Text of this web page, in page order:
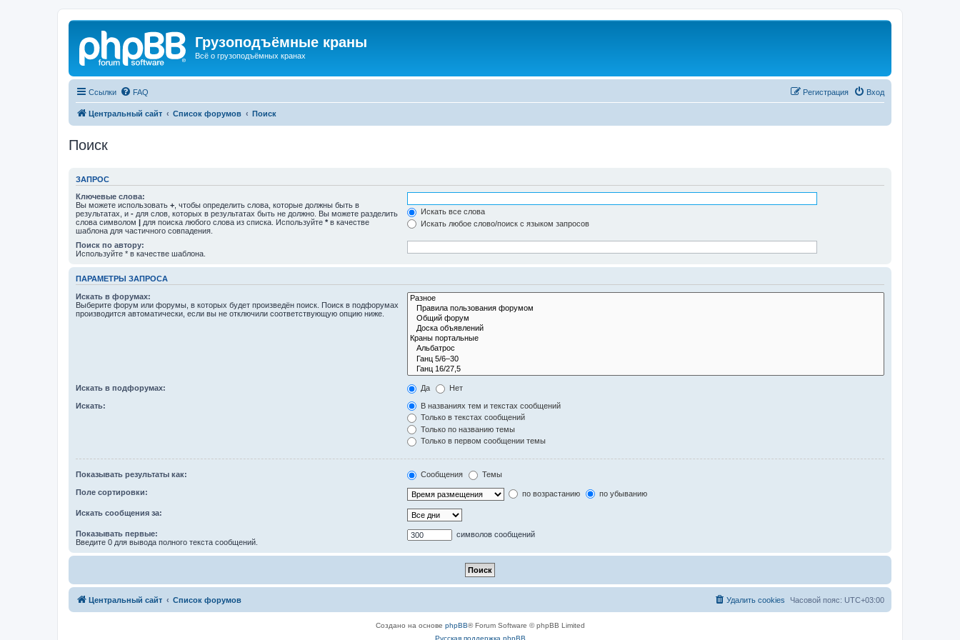
Грузоподъёмные краны
Всё о грузоподъёмных кранах
Ссылки FAQ Вход
Регистрация
Центральный сайт Список форумов Поиск
Поиск
ЗАПРОС
Ключевые слова:
Вы можете использовать + , чтобы определить слова, которые должны быть в
результатах, и - для слов, которых в результатах быть не должно. Вы можете разделить
слова символом | для поиска любого слова из списка. Используйте * в качестве
шаблона для частичного совпадения.
Искать все слова
Искать любое слово/поиск с языком запросов
Поиск по автору:
Используйте * в качестве шаблона.
ПАРАМЕТРЫ ЗАПРОСА
Искать в форумах:
Выберите форум или форумы, в которых будет произведён поиск. Поиск в подфорумах
производится автоматически, если вы не отключили соответствующую опцию ниже.
Искать в подфорумах: Да Нет
Искать:
В названиях тем и текстах сообщений
Только в текстах сообщений
Только по названию темы
Только в первом сообщении темы
Показывать результаты как: Сообщения Темы
Поле сортировки: по возрастанию по убыванию
Искать сообщения за:
Показывать первые:
Введите 0 для вывода полного текста сообщений.
символов сообщений
Центральный сайт Список форумов Часовой пояс: UTC+03:00
Удалить cookies
Создано на основе phpBB® Forum Software © phpBB Limited
Русская поддержка phpBB